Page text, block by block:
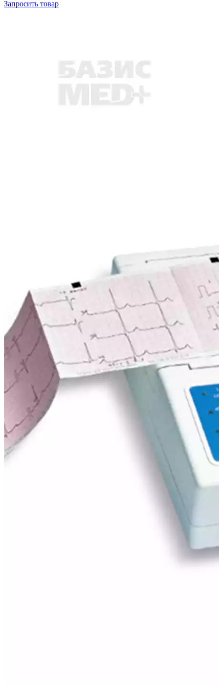
Запросить товар